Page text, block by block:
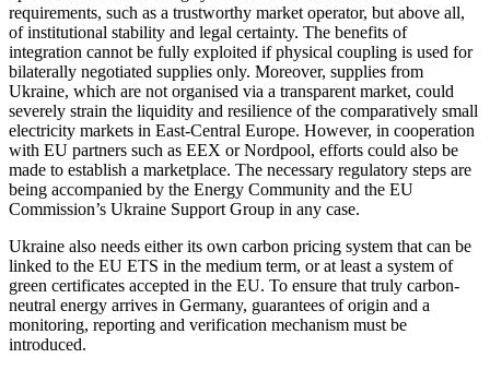
requirements, such as a trustworthy market operator, but above all,
of institutional stability and legal certainty. The benefits of
integration can­not be fully exploited if physical coupling is used for
bilaterally negotiated supplies only. Moreover, supplies from
Ukraine, which are not organised via a transparent market, could
severely strain the liquidity and resilience of the comparatively small
electricity markets in East-Central Europe. However, in cooperation
with EU partners such as EEX or Nordpool, efforts could also be
made to establish a marketplace. The necessary regulatory steps are
being accom­panied by the Energy Community and the EU
Commission’s Ukraine Support Group in any case.
Ukraine also needs either its own carbon pricing system that can be
linked to the EU ETS in the medium term, or at least a sys­tem of
green certificates accepted in the EU. To ensure that truly carbon-
neutral energy arrives in Germany, guarantees of origin and a
monitoring, reporting and verifica­tion mechanism must be
introduced.